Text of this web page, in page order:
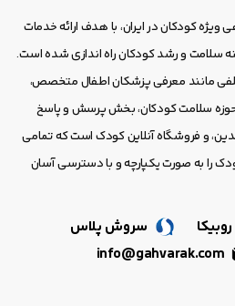
کودکان در ایران، با هدف ارائه خدمات
سلامت و رشد کودکان راه اندازی شده است.
مانند معرفی پزشکان اطفال متخصص،
حوزه سلامت کودکان، بخش پرسش و پاسخ
و فروشگاه آنلاین کودک است که تمامی
را به صورت یکپارچه و با دسترسی آسان
روبیکا
سروش پلاس